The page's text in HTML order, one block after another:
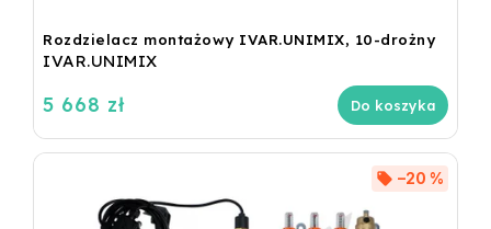
Rozdzielacz montażowy IVAR.UNIMIX, 10-drożny
IVAR.UNIMIX
5 668 zł Do koszyka
–20 %